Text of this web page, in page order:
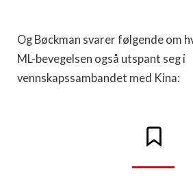
Og Bøckman svarer følgende om
ML-bevegelsen også utspant seg i
vennskapssambandet med Kina: